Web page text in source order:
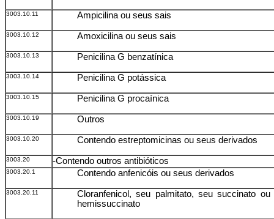
3003.10.11 Ampicilina ou seus sais
3003.10.12 Amoxicilina ou seus sais
3003.10.13 Penicilina G benzatínica
3003.10.14 Penicilina G potássica
3003.10.15 Penicilina G procaínica
3003.10.19 Outros
3003.10.20 Contendo estreptomicinas ou seus derivados
3003.20 -Contendo outros antibióticos
3003.20.1 Contendo anfenicóis ou seus derivados
3003.20.11
Cloranfenicol, seu palmitato, seu succinato ou
hemissuccinato